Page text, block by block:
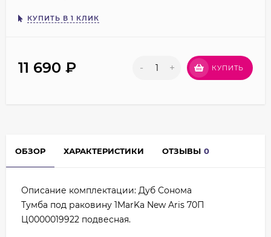
КУПИТЬ В 1 КЛИК
11 690 ₽ - + КУПИТЬ
ОБЗОР ХАРАКТЕРИСТИКИ ОТЗЫВЫ 0
Описание комплектации: Дуб Сонома
Тумба под раковину 1MarKa New Aris 70П
Ц0000019922 подвесная.